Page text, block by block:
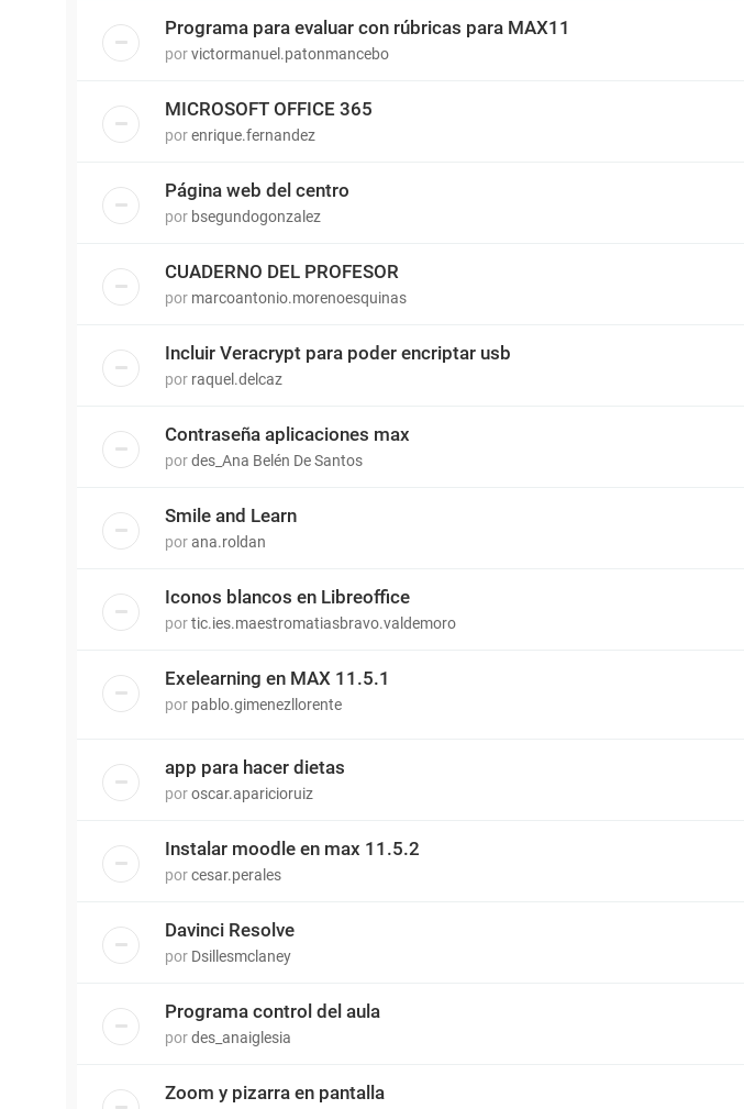
Programa para evaluar con rúbricas para MAX11
porvictormanuel.patonmancebo
MICROSOFT OFFICE 365
porenrique.fernandez
Página web del centro
por bsegundogonzalez
CUADERNO DEL PROFESOR
por marcoantonio.morenoesquinas
Incluir Veracrypt para poder encriptar usb
por raquel.delcaz
Contraseña aplicaciones max
pordes_Ana Belén De Santos
Smile and Learn
porana.roldan
Iconos blancos en Libreoffice
portic.ies.maestromatiasbravo.valdemoro
Exelearning en MAX 11.5.1
por pablo.gimenezllorente
app para hacer dietas
poroscar.aparicioruiz
Instalar moodle en max 11.5.2
porcesar.perales
Davinci Resolve
por Dsillesmclaney
Programa control del aula
pordes_anaiglesia
Zoom y pizarra en pantalla